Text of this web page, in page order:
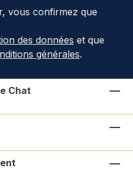
vous confirmez que
des données et que
générales.
Chat